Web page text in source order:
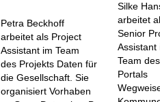
Petra Beckhoff
arbeitet als Project
Assistant im Team
des Projekts Daten für
die Gesellschaft. Sie
organisiert Vorhaben
Silke
arbeitet
Senior
Assistant
Team des
Portals